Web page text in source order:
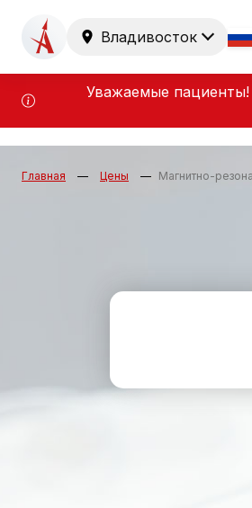
Уважаемые
Владивосток
Главная Цены Магнитно-